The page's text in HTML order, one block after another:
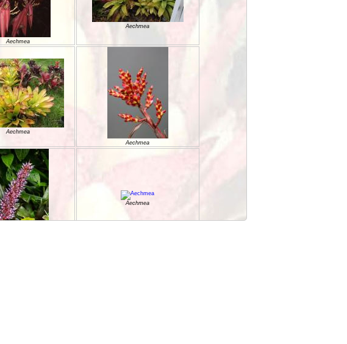
Aechmea
Aechmea
Aechmea
Aechmea
Aechmea